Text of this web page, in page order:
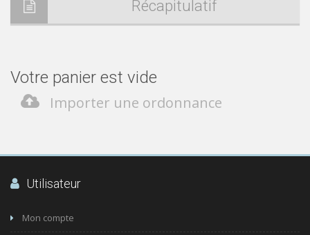
Récapitulatif
Votre panier est vide
Importer une ordonnance
Utilisateur
Mon compte